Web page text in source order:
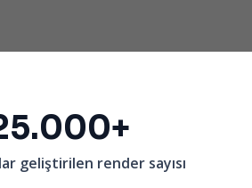
geliştirilen render sayısı